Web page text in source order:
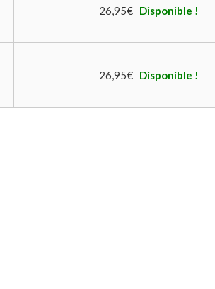
26,95€ Disponible !
26,95€ Disponible !